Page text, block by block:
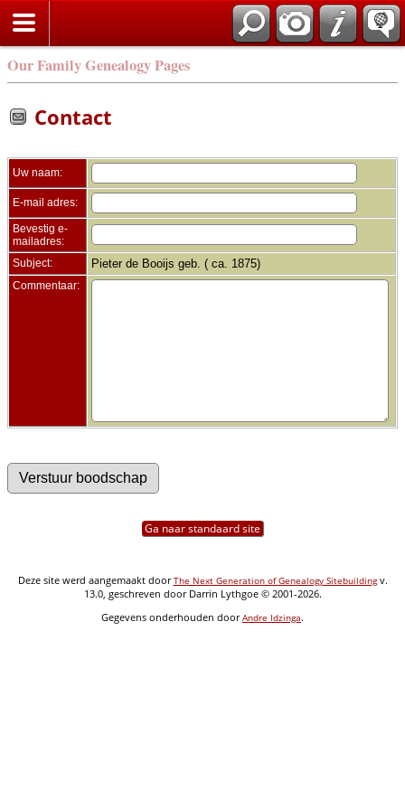
Our Family Genealogy Pages
Contact
Uw naam:
E-mail adres:
Bevestig e-
mailadres:
Subject:
Pieter de Booijs geb. ( ca. 1875)
Commentaar:
Ga naar standaard site
Deze site werd aangemaakt doorThe Next Generation of Genealogy Sitebuildingv.
13.0, geschreven door Darrin Lythgoe © 2001-2026.
Gegevens onderhouden doorAndre Idzinga.